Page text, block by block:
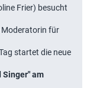
Frier) besucht
Moderatorin für
startet die neue
Singer" am